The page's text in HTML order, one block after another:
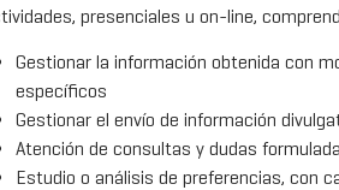
presenciales u on-line,
Gestionar la información obtenida con
específicos
Gestionar el envío de información
Atención de consultas y dudas
Estudio o análisis de preferencias, con